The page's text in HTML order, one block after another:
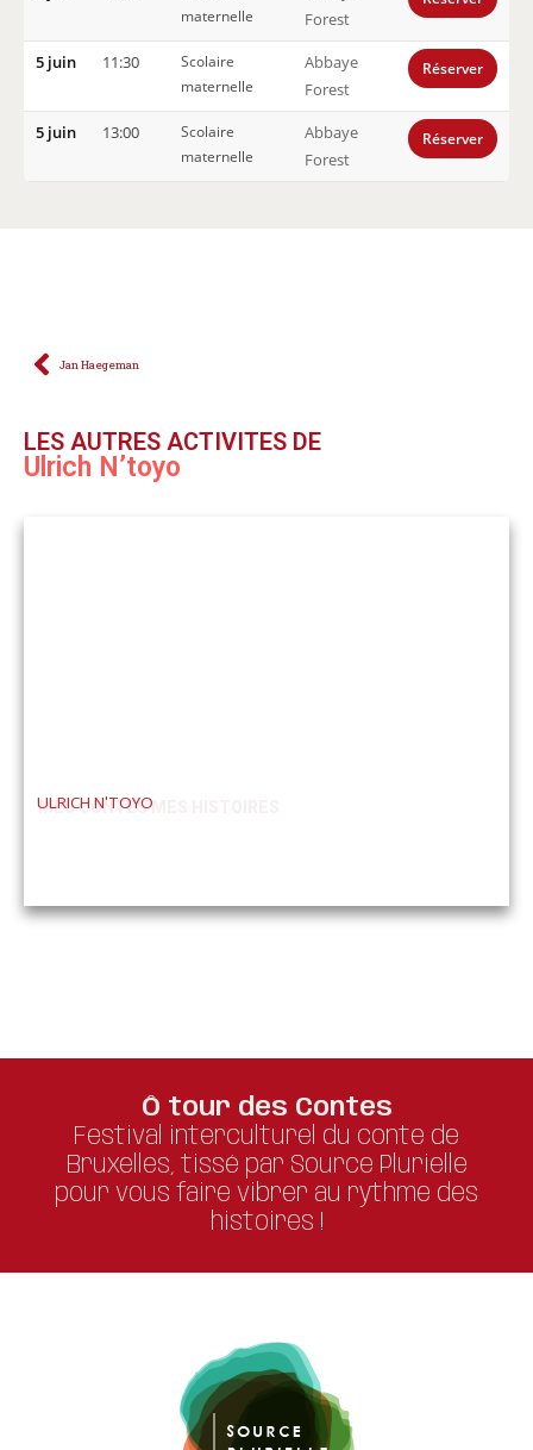
maternelle
Forest
5 juin 11:30
Scolaire
maternelle
Abbaye
Forest
Réserver
5 juin 13:00
Scolaire
maternelle
Abbaye
Forest
Réserver
Jan Haegeman
LES AUTRES ACTIVITES DE
Ulrich N’toyo
MES CONTES MES HISTOIRES
ULRICH N'TOYO
Ô tour des Contes
Festival interculturel du conte de
Bruxelles, tissé par Source Plurielle
pour vous faire vibrer au rythme des
histoires !